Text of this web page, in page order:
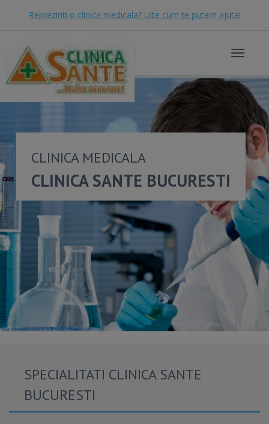
Reprezinti o clinica medicala? Uite cum te putem ajuta!
Toggle
CLINICA MEDICALA
CLINICA SANTE BUCURESTI
SPECIALITATI CLINICA SANTE
BUCURESTI